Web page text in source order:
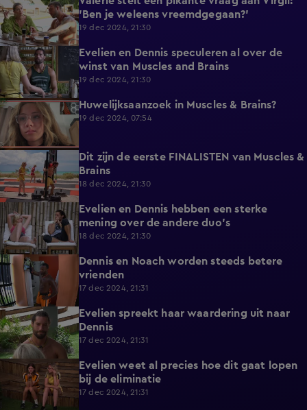
'Ben je weleens vreemdgegaan?'
19 dec 2024, 21:30
1:56
Evelien en Dennis speculeren al over de
winst van Muscles and Brains
19 dec 2024, 21:30
1:15 Huwelijksaanzoek in Muscles & Brains?
19 dec 2024, 07:54
Dit zijn de eerste FINALISTEN van Muscles &
Brains
18 dec 2024, 21:30
1:44
Evelien en Dennis hebben een sterke
mening over de andere duo's
18 dec 2024, 21:30
1:55
Dennis en Noach worden steeds betere
vrienden
17 dec 2024, 21:31
1:36
Evelien spreekt haar waardering uit naar
Dennis
17 dec 2024, 21:31
2:25
Evelien weet al precies hoe dit gaat lopen
bij de eliminatie
17 dec 2024, 21:31